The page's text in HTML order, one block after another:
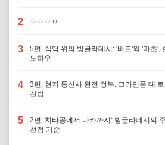
2 ㅇㅇㅇㅇ
3
5편. 식탁 위의 방글라데시: '바트'와 '마츠',
노하우
4
3편. 현지 통신사 완전 정복: 그라민폰 대
전법
5
2편. 치타공에서 다카까지: 방글라데시의
선정 기준